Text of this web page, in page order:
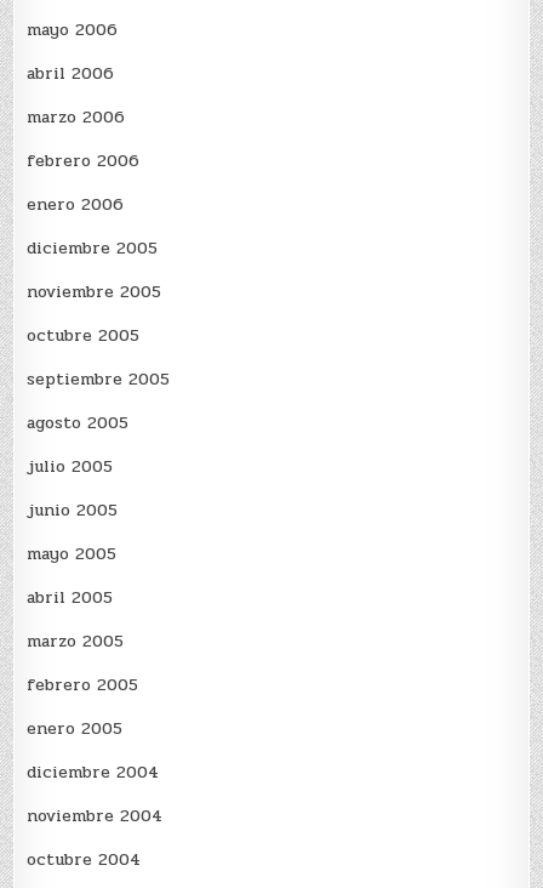
mayo 2006
abril 2006
marzo 2006
febrero 2006
enero 2006
diciembre 2005
noviembre 2005
octubre 2005
septiembre 2005
agosto 2005
julio 2005
junio 2005
mayo 2005
abril 2005
marzo 2005
febrero 2005
enero 2005
diciembre 2004
noviembre 2004
octubre 2004